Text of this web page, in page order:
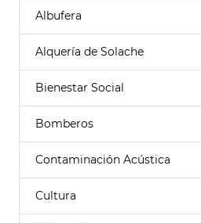
Albufera
Alquería de Solache
Bienestar Social
Bomberos
Contaminación Acústica
Cultura